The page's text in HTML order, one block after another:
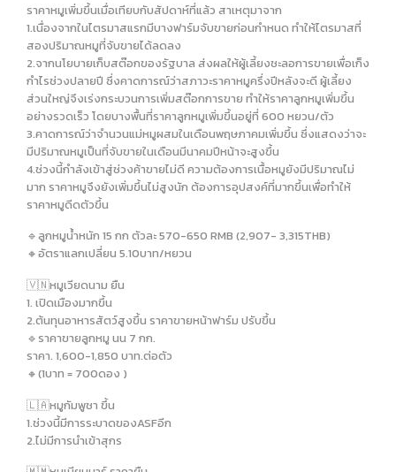
ราคาหมูเพิ่มขึ้นเมื่อเทียบกับสัปดาห์ที่แล้ว สาเหตุมาจาก
1.เนื่องจากในไตรมาสแรกมีบางฟาร์มจับขายก่อนกำหนด ทำให้ไตรมาสที่
สองปริมาณหมูที่จับขายได้ลดลง
2.จากนโยบายเก็บสต๊อกของรัฐบาล ส่งผลให้ผู้เลี้ยงชะลอการขายเพื่อเก็ง
กำไรช่วงปลายปี ซึ่งคาดการณ์ว่าสภาวะราคาหมูครึ่งปีหลังจะดี ผู้เลี้ยง
ส่วนใหญ่จึงเร่งกระบวนการเพิ่มสต๊อกการขาย ทำให้ราคาลูกหมูเพิ่มขึ้น
อย่างรวดเร็ว โดยบางพื้นที่ราคาลูกหมูเพิ่มขึ้นอยู่ที่ 600 หยวน/ตัว
3.คาดการณ์ว่าจำนวนแม่หมูผสมในเดือนพฤษภาคมเพิ่มขึ้น ซึ่งแสดงว่าจะ
มีปริมาณหมูเป็นที่จับขายในเดือนมีนาคมปีหน้าจะสูงขึ้น
4.ช่วงนี้กำลังเข้าสู่ช่วงค้าขายไม่ดี ความต้องการเนื้อหมูยังมีปริมาณไม่
มาก ราคาหมูจึงยังเพิ่มขึ้นไม่สูงนัก ต้องการอุปสงค์ที่มากขึ้นเพื่อทำให้
ราคาหมูดีดตัวขึ้น
🔹️ลูกหมูน้ำหนัก 15 กก ตัวละ 570-650 RMB (2,907- 3,315THB)
🔸️อัตราแลกเปลี่ยน 5.10บาท/หยวน
🇻🇳หมูเวียดนาม ยืน
1. เปิดเมืองมากขึ้น
2.ต้นทุนอาหารสัตว์สูงขึ้น ราคาขายหน้าฟาร์ม ปรับขึ้น
🔹️ราคาขายลูกหมู นน 7 กก.
ราคา. 1,600-1,850 บาท.ต่อตัว
🔸️(1บาท = 700ดอง )
🇱🇦หมูกัมพูชา ขึ้น
1.ช่วงนี้มีการระบาดของASFอีก
2.ไม่มีการนำเข้าสุกร